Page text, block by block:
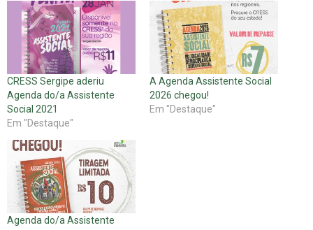
CRESS Sergipe aderiu
Agenda do/a Assistente
Social 2021
Em "Destaque"
A Agenda Assistente Social
2026 chegou!
Em "Destaque"
Agenda do/a Assistente